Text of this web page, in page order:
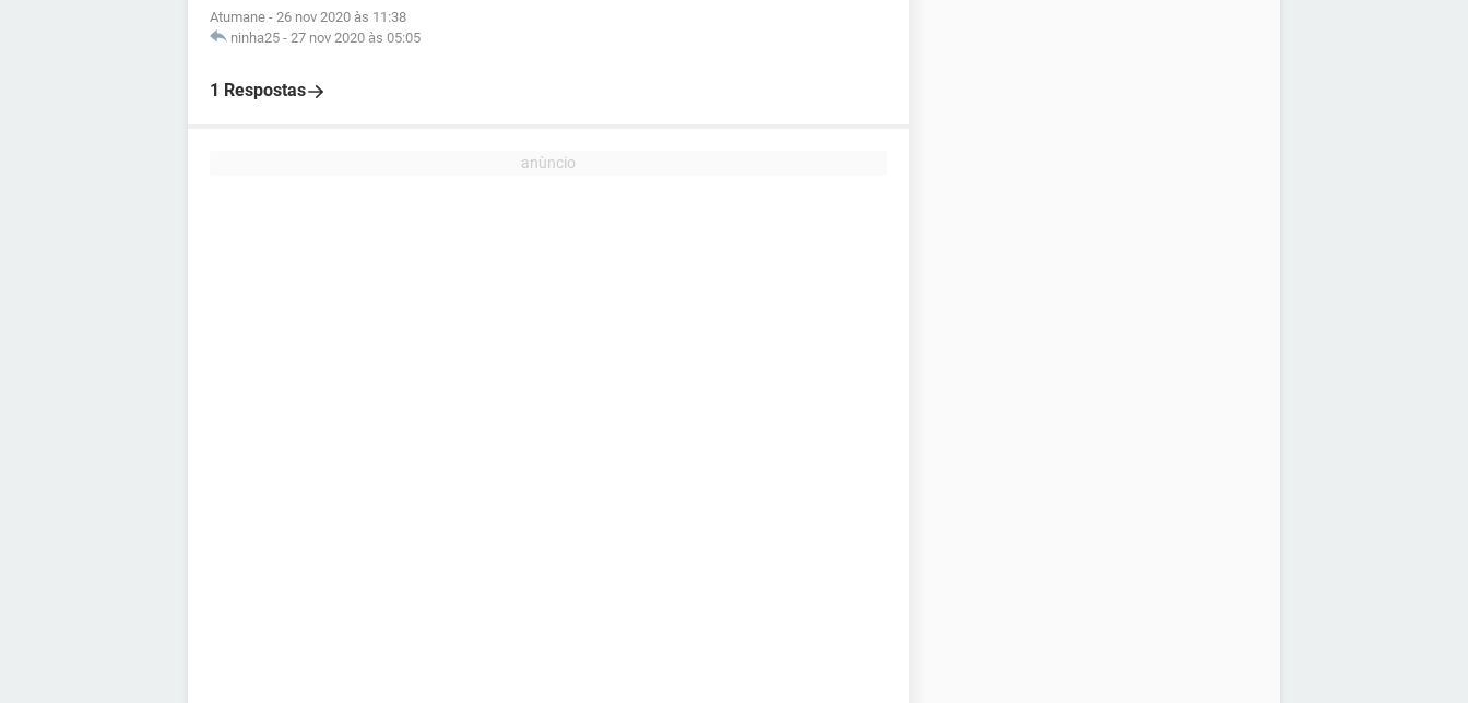
Atumane - 26 nov 2020 às 11:38
ninha25 - 27 nov 2020 às 05:05
1 Respostas